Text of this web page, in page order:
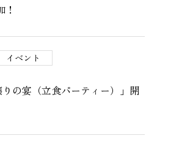
イベント
の宴（立食パーティー）」開